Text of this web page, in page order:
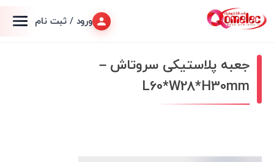
ورود / ثبت نام
جعبه پلاستیکی سروتاش –
L60*W28*H30mm